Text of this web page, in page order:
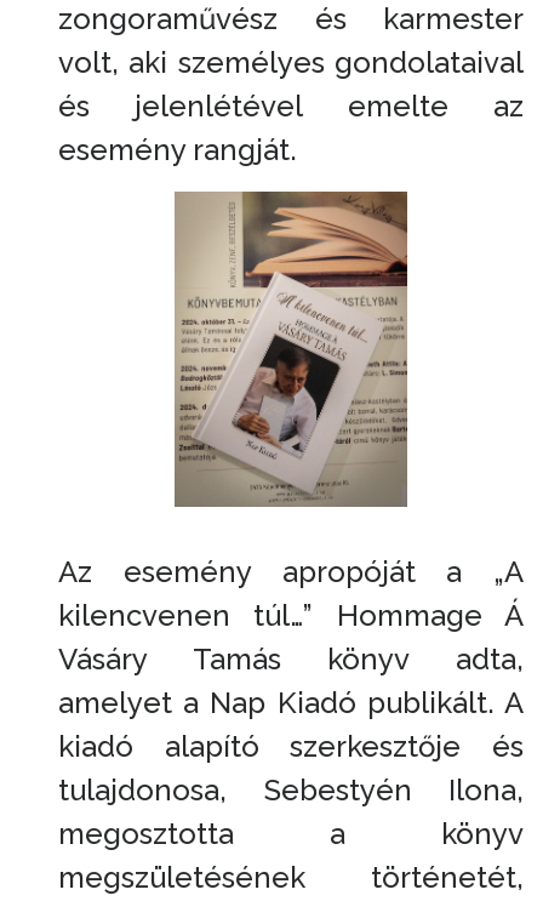
zongoraművész és karmester
volt, aki személyes gondolataival
és jelenlétével emelte az
esemény rangját.
Az esemény apropóját a „A
kilencvenen túl…” Hommage Á
Vásáry Tamás könyv adta,
amelyet a Nap Kiadó publikált. A
kiadó alapító szerkesztője és
tulajdonosa, Sebestyén Ilona,
megosztotta a könyv
megszületésének történetét,